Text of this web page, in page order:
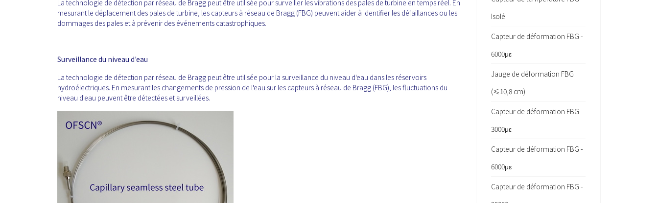
La technologie de détection par réseau de Bragg peut être utilisée pour surveiller les vibrations des pales de turbine en temps réel. En
mesurant le déplacement des pales de turbine, les capteurs à réseau de Bragg (FBG) peuvent aider à identifier les défaillances ou les
dommages des pales et à prévenir des événements catastrophiques.
Surveillance du niveau d'eau
La technologie de détection par réseau de Bragg peut être utilisée pour la surveillance du niveau d'eau dans les réservoirs
hydroélectriques. En mesurant les changements de pression de l'eau sur les capteurs à réseau de Bragg (FBG), les fluctuations du
niveau d'eau peuvent être détectées et surveillées.
Isolé
Capteur de déformation FBG -
6000με
Jauge de déformation FBG
(≤10,8 cm)
Capteur de déformation FBG -
3000με
Capteur de déformation FBG -
6000με
Capteur de déformation FBG -